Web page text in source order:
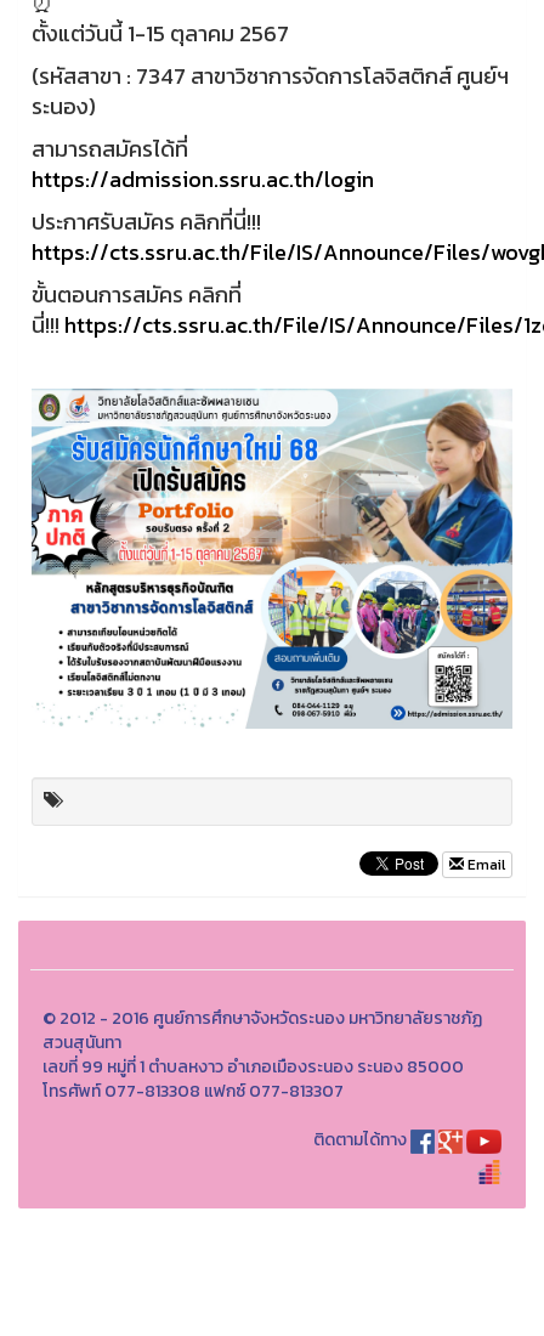
ตั้งแต่วันนี้ 1-15 ตุลาคม 2567
(รหัสสาขา : 7347 สาขาวิชาการจัดการโลจิสติกส์ ศูนย์ฯ
ระนอง)
สามารถสมัครได้ที่
https://admission.ssru.ac.th/login
ประกาศรับสมัคร คลิกที่นี่!!!
https://cts.ssru.ac.th/File/IS/Announce/Files/
ขั้นตอนการสมัคร คลิกที่
นี่!!! https://cts.ssru.ac.th/File/IS/Announce/Files/
Email
© 2012 - 2016 ศูนย์การศึกษาจังหวัดระนอง มหาวิทยาลัยราชภัฏ
สวนสุนันทา
เลขที่ 99 หมู่ที่ 1 ตำบลหงาว อำเภอเมืองระนอง ระนอง 85000
โทรศัพท์ 077-813308 แฟกซ์ 077-813307
ติดตามได้ทาง